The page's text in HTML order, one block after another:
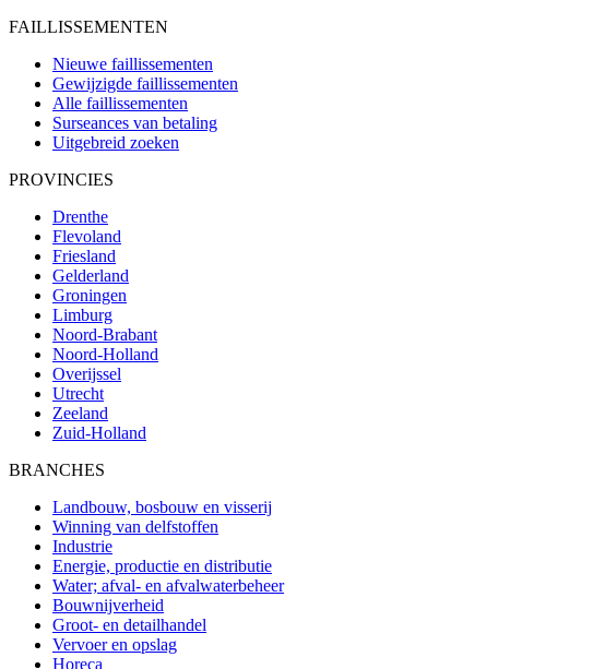
FAILLISSEMENTEN
Nieuwe faillissementen
Gewijzigde faillissementen
Alle faillissementen
Surseances van betaling
Uitgebreid zoeken
PROVINCIES
Drenthe
Flevoland
Friesland
Gelderland
Groningen
Limburg
Noord-Brabant
Noord-Holland
Overijssel
Utrecht
Zeeland
Zuid-Holland
BRANCHES
Landbouw, bosbouw en visserij
Winning van delfstoffen
Industrie
Energie, productie en distributie
Water; afval- en afvalwaterbeheer
Bouwnijverheid
Groot- en detailhandel
Vervoer en opslag
Horeca